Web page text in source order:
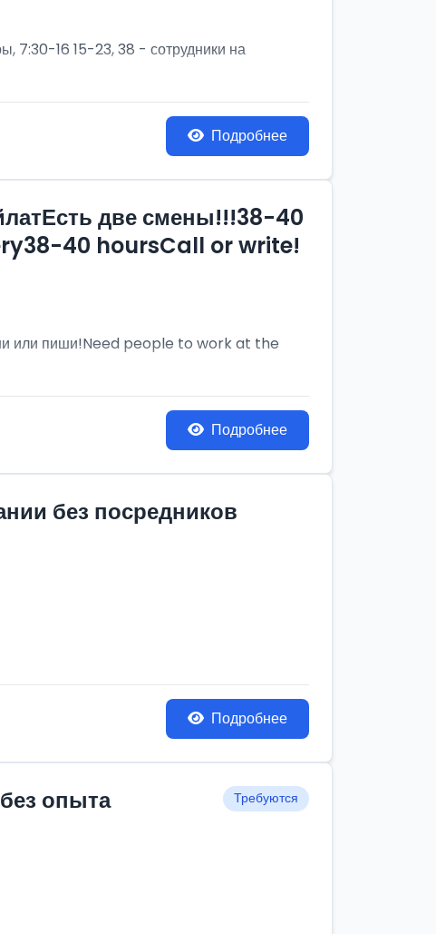
7:30-16 15-23, 38 - сотрудники на
Подробнее
две смены!!!38-40
40 hoursCall or write!
или пиши!Need people to work at the
Подробнее
без посредников
Подробнее
опыта Требуются